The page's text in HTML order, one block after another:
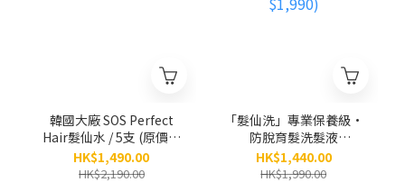
韓國大廠 SOS Perfect
Hair髮仙水 / 5支 (原價：
$2,190)
HK$1,490.00
HK$2,190.00
「髮仙洗」專業保養級•
防脫育髮洗髮液
（300ml）/ 5支 (原價
$1,990)
HK$1,440.00
HK$1,990.00